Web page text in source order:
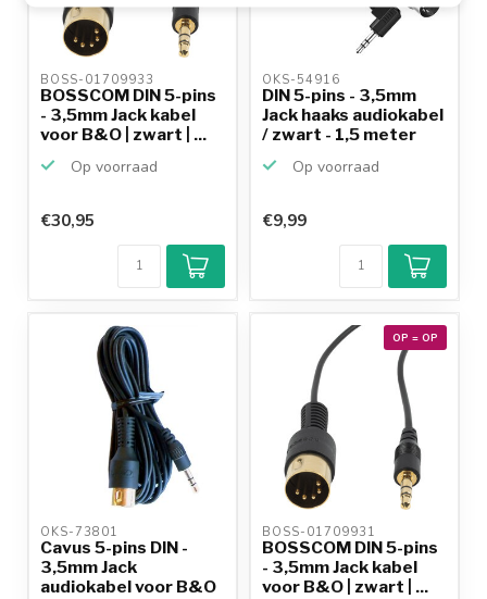
BOSS-01709933
BOSSCOM DIN 5-pins
- 3,5mm Jack kabel
voor B&O | zwart | ...
Op voorraad
€30,95
OKS-54916
DIN 5-pins - 3,5mm
Jack haaks audiokabel
/ zwart - 1,5 meter
Op voorraad
€9,99
OKS-73801
Cavus 5-pins DIN -
3,5mm Jack
audiokabel voor B&O
OP = OP
BOSS-01709931
BOSSCOM DIN 5-pins
- 3,5mm Jack kabel
voor B&O | zwart | ...